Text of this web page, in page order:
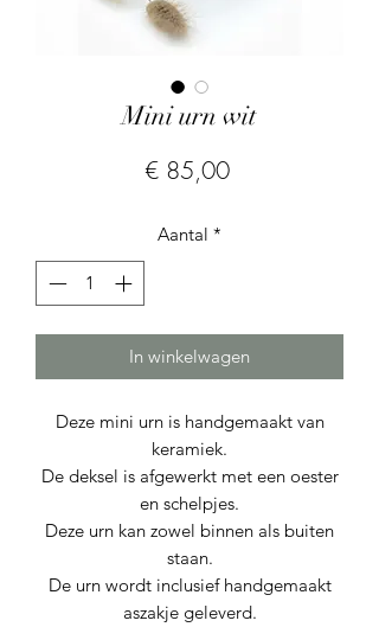
Mini urn wit
€ 85,00Prijs
Aantal *
In winkelwagen
Deze mini urn is handgemaakt van
keramiek.
De deksel is afgewerkt met een oester
en schelpjes.
Deze urn kan zowel binnen als buiten
staan.
De urn wordt inclusief handgemaakt
aszakje geleverd.